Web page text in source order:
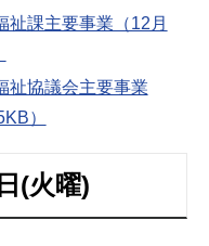
課主要事業（12月
協議会主要事業
）
(火曜)